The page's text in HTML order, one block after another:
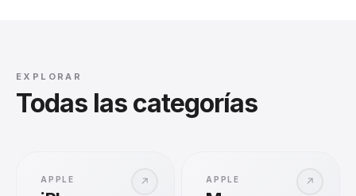
EXPLORAR
Todas las categorías
↗
APPLE ↗
APPLE